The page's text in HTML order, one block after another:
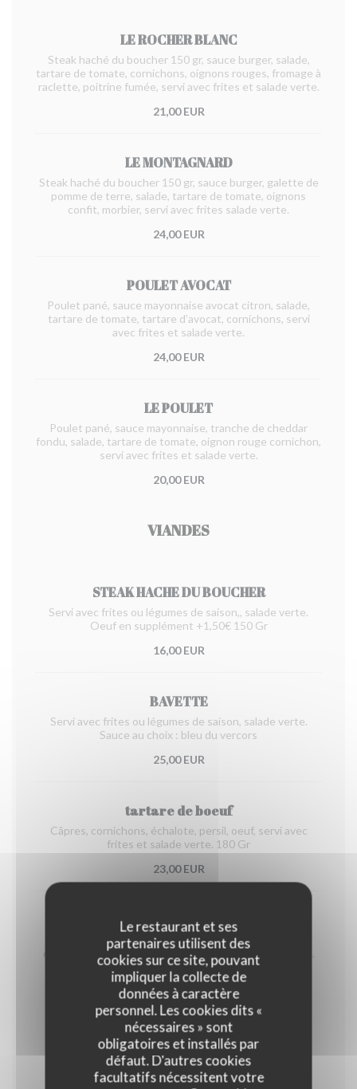
Le restaurant et ses
partenaires utilisent des
cookies sur ce site, pouvant
impliquer la collecte de
données à caractère
personnel. Les cookies dits «
nécessaires » sont
obligatoires et installés par
défaut. D'autres cookies
facultatifs nécessitent votre
LE ROCHER BLANC
Steak haché du boucher 150 gr, sauce burger, salade,
tartare de tomate, cornichons, oignons rouges, fromage à
raclette, poitrine fumée, servi avec frites et salade verte.
21,00 EUR
LE MONTAGNARD
Steak haché du boucher 150 gr, sauce burger, galette de
pomme de terre, salade, tartare de tomate, oignons
confit, morbier, servi avec frites salade verte.
24,00 EUR
POULET AVOCAT
Poulet pané, sauce mayonnaise avocat citron, salade,
tartare de tomate, tartare d’avocat, cornichons, servi
avec frites et salade verte.
24,00 EUR
LE POULET
Poulet pané, sauce mayonnaise, tranche de cheddar
fondu, salade, tartare de tomate, oignon rouge cornichon,
servi avec frites et salade verte.
20,00 EUR
VIANDES
STEAK HACHE DU BOUCHER
Servi avec frites ou légumes de saison,, salade verte.
Oeuf en supplément +1,50€ 150 Gr
16,00 EUR
BAVETTE
Servi avec frites ou légumes de saison, salade verte.
Sauce au choix : bleu du vercors
25,00 EUR
tartare de boeuf
Câpres, cornichons, échalote, persil, oeuf, servi avec
frites et salade verte. 180 Gr
23,00 EUR
TARTARE DE BOEUF FACON ITALIENNE
Câpres, cornichons, échalote, tomate confite, basilic,
copeaux de parmesan, servi avec frites et salade verte.
25,00 EUR
SPECIALITES DE MONTAGNE